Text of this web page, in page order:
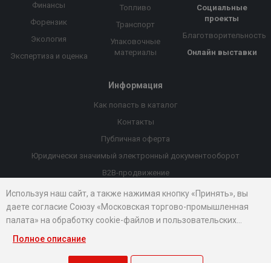
Финансы
Форензик
Экология
Экспертиза и оценка
Топливо
Транспорт
Упаковочные
материалы
Социальные
проекты
Благотворительность
Онлайн выставки
Информация
Как попасть в каталог
Контакты
Публичная оферта
Юридически значимый электронный документооборот
B2B-продвижение
Порекомендовать компанию
Онлайн выставки
Рейтинг компаний
© 2026 Все права защищены. Правовые документы
Используя наш сайт, а также нажимая кнопку «Принять», вы
даете согласие Союзу «Московская торгово-промышленная
палата» на обработку cookie-файлов и пользовательских
данных...
Полное описание